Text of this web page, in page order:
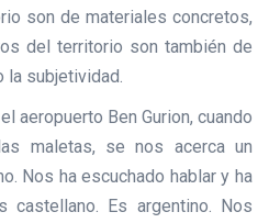
son de materiales concretos,
del territorio son también de
la subjetividad.
aeropuerto Ben Gurion, cuando
maletas, se nos acerca un
Nos ha escuchado hablar y ha
castellano. Es argentino. Nos